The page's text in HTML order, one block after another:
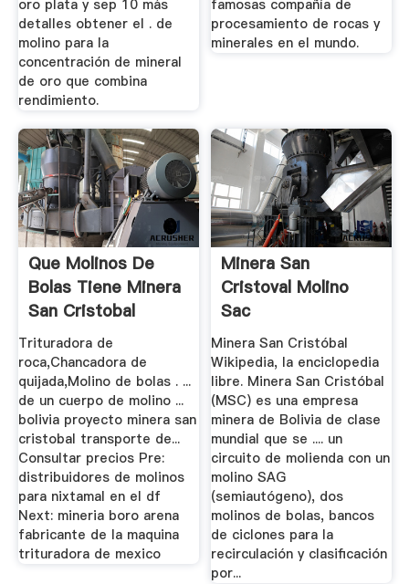
oro plata y sep 10 más
detalles obtener el . de
molino para la
concentración de mineral
de oro que combina
rendimiento.
famosas compañía de
procesamiento de rocas y
minerales en el mundo.
Que Molinos De
Bolas Tiene Minera
San Cristobal
Trituradora de
roca,Chancadora de
quijada,Molino de bolas . ...
de un cuerpo de molino ...
bolivia proyecto minera san
cristobal transporte de...
Consultar precios Pre:
distribuidores de molinos
para nixtamal en el df
Next: mineria boro arena
fabricante de la maquina
trituradora de mexico
Minera San
Cristoval Molino
Sac
Minera San Cristóbal
Wikipedia, la enciclopedia
libre. Minera San Cristóbal
(MSC) es una empresa
minera de Bolivia de clase
mundial que se .... un
circuito de molienda con un
molino SAG
(semiautógeno), dos
molinos de bolas, bancos
de ciclones para la
recirculación y clasificación
por...